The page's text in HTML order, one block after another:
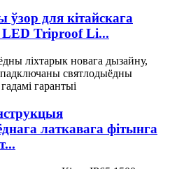
ўзор для кітайскага
LED Triproof Li...
латкавага фітынга